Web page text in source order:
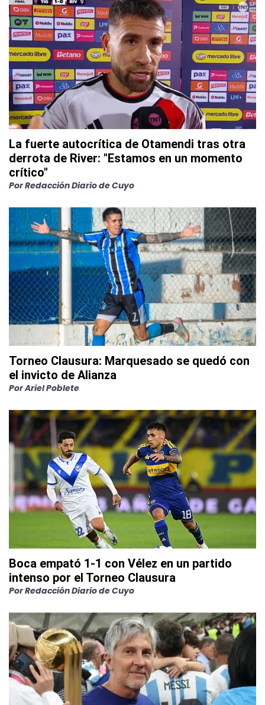
La fuerte autocrítica de Otamendi tras otra
derrota de River: "Estamos en un momento
crítico"
PorRedacción Diario de Cuyo
Torneo Clausura: Marquesado se quedó con
el invicto de Alianza
PorAriel Poblete
Boca empató 1-1 con Vélez en un partido
intenso por el Torneo Clausura
PorRedacción Diario de Cuyo